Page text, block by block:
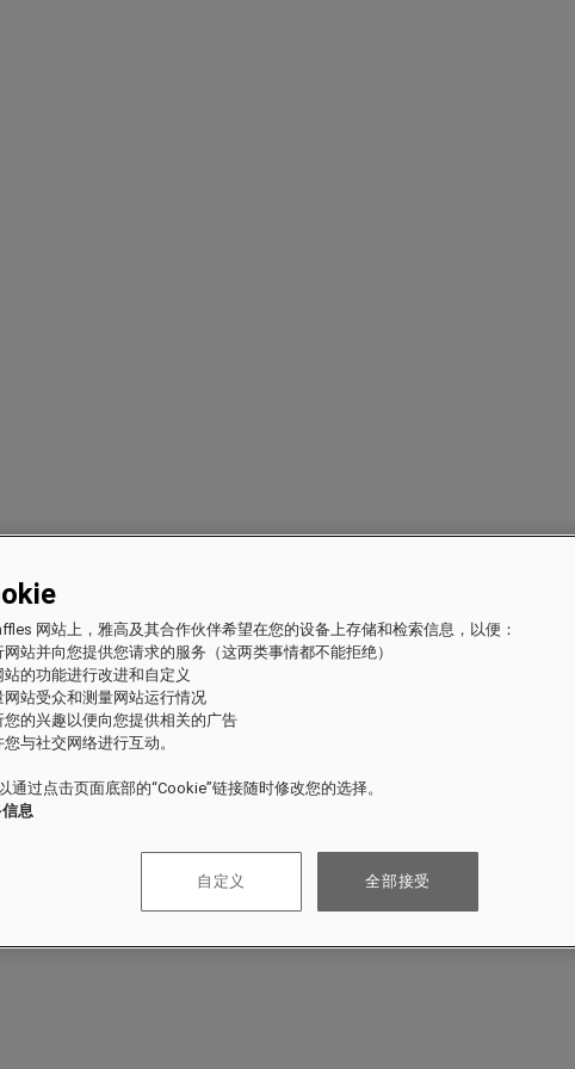
网站上，雅高及其合作伙伴希望在您的设备上存储和检索信息，以便：
网站并向您提供您请求的服务（这两类事情都不能拒绝）
站的功能进行改进和自定义
网站受众和测量网站运行情况
您的兴趣以便向您提供相关的广告
您与社交网络进行互动。
通过点击页面底部的“Cookie”链接随时修改您的选择。
息
自定义 全部接受